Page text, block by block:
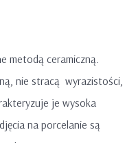
metodą ceramiczną.
nie stracą wyrazistości,
je wysoka
na porcelanie są